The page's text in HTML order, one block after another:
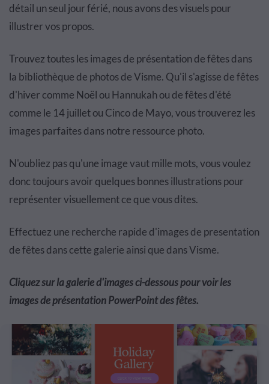
détail un seul jour férié, nous avons des visuels pour
illustrer vos propos.
Trouvez toutes les images de présentation de fêtes dans
la bibliothèque de photos de Visme. Qu'il s'agisse de fêtes
d'hiver comme Noël ou Hannukah ou de fêtes d'été
comme le 14 juillet ou Cinco de Mayo, vous trouverez les
images parfaites dans notre ressource photo.
N'oubliez pas qu'une image vaut mille mots, vous voulez
donc toujours avoir quelques bonnes illustrations pour
représenter visuellement ce que vous dites.
Effectuez une recherche rapide d'images de presentation
de fêtes dans cette galerie ainsi que dans Visme.
Cliquez sur la galerie d'images ci-dessous pour voir les
images de présentationPowerPointdes fêtes.